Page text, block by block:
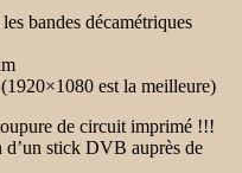
bandes décamétriques
est la meilleure)
de circuit imprimé !!!
stick DVB auprès de